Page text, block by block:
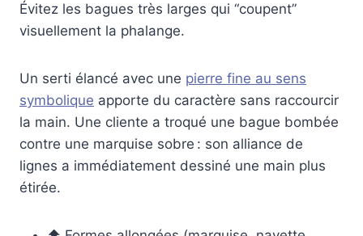
Évitez les bagues très larges qui “coupent”
visuellement la phalange.
Un serti élancé avec une pierre fine au sens
symbolique apporte du caractère sans raccourcir
la main. Une cliente a troqué une bague bombée
contre une marquise sobre : son alliance de
lignes a immédiatement dessiné une main plus
étirée.